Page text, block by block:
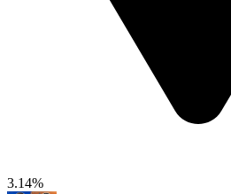
3.14%